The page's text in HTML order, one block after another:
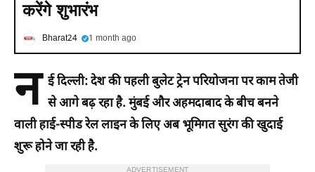
करेंगे शुभारंभ
Bharat24 1 month ago
न ई दिल्ली:देश की पहली बुलेट ट्रेन परियोजना पर काम तेजी
से आगे बढ़ रहा है. मुंबई और अहमदाबाद के बीच बनने
वाली हाई-स्पीड रेल लाइन के लिए अब भूमिगत सुरंग की खुदाई
शुरू होने जा रही है.